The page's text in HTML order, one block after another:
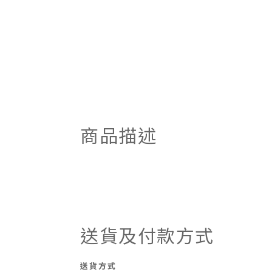
商品描述
送貨及付款方式
送貨方式